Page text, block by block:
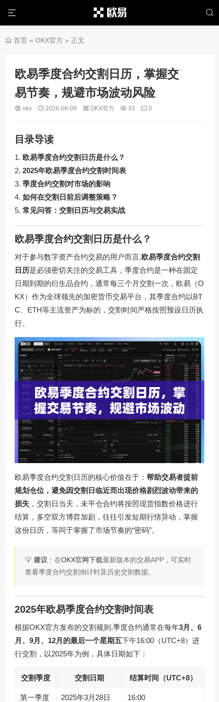
首页 » OKX官方 » 正文
欧易季度合约交割日历，掌握交
易节奏，规避市场波动风险
okx 2026-06-09 OKX官方 33 0
目录导读
欧易季度合约交割日历是什么？
2025年欧易季度合约交割时间表
季度合约交割对市场的影响
如何在交割日前后调整策略？
常见问答：交割日历与交易实战
欧易季度合约交割日历是什么？
对于参与数字资产合约交易的用户而言,欧易季度合约交割
日历是必须密切关注的交易工具，季度合约是一种在固定
日期到期的衍生品合约，通常每三个月交割一次，欧易（O
KX）作为全球领先的加密货币交易平台，其季度合约以BT
C、ETH等主流资产为标的，交割时间严格按照预设日历执
行。
欧易季度合约交割日历的核心价值在于： 帮助交易者提前
规划仓位，避免因交割日临近而出现价格剧烈波动带来的
损失 ，交割日当天，未平仓合约将按照现货指数价格进行
结算，多空双方博弈加剧，往往引发短期行情异动，掌握
这份日历，等同于掌握了市场节奏的“密码”。
💡 建议 ：在OKX官网下载最新版本的交易APP，可实时
查看季度合约交割倒计时及历史交割数据。
2025年欧易季度合约交割时间表
根据OKX官方发布的交割规则,季度合约通常在每年3月、6
月、9月、12月的最后一个星期五下午16:00（UTC+8）进
行交割，以2025年为例，具体日期如下：
交割季度 交割日期 结算时间（UTC+8）
第一季度 2025年3月28日 16:00